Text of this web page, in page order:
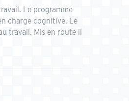
Le programme
charge cognitive. Le
travail. Mis en route il